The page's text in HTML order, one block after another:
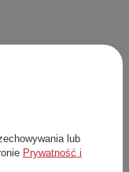
lub
Prywatność i